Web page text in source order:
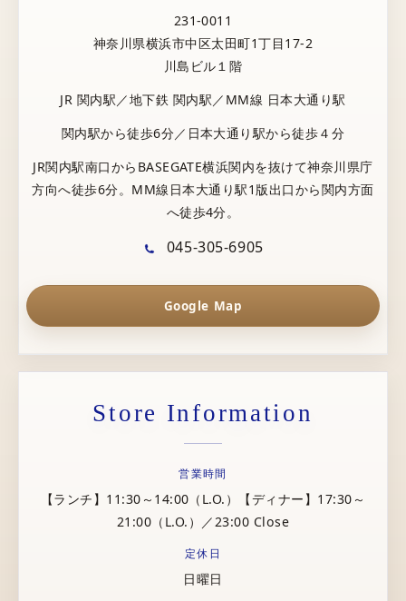
231-0011
神奈川県横浜市中区太田町1丁目17-2
川島ビル１階
JR 関内駅／地下鉄 関内駅／MM線 日本大通り駅
関内駅から徒歩6分／日本大通り駅から徒歩４分
JR関内駅南口からBASEGATE横浜関内を抜けて神奈川県庁
方向へ徒歩6分。MM線日本大通り駅1版出口から関内方面
へ徒歩4分。
045-305-6905
Google Map
Store Information
営業時間
【ランチ】11:30～14:00（L.O.）【ディナー】17:30～
21:00（L.O.）／23:00 Close
定休日
日曜日